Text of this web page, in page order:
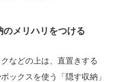
のメリハリをつける
などの上は、直置きする
ックスを使う「隠す収納」